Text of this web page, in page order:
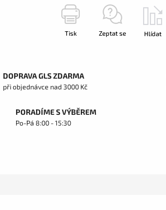
Tisk Zeptat se Hlídat
DOPRAVA GLS ZDARMA
při objednávce nad 3000 Kč
PORADÍME S VÝBĚREM
Po-Pá 8:00 - 15:30